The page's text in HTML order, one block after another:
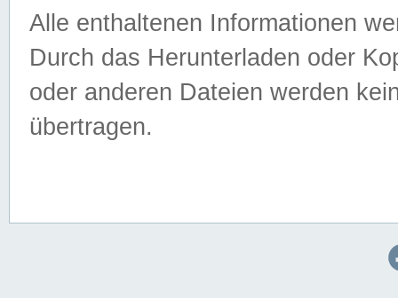
Alle enthaltenen Informationen
Durch das Herunterladen oder
oder anderen Dateien werden
übertragen.